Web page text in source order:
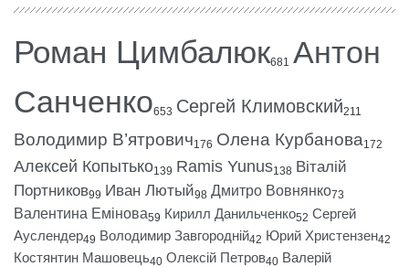
Роман Цимбалюк681 Антон
Санченко653 Сергей Климовский211
Володимир В’ятрович176 Олена Курбанова172
Алексей Копытько139 Ramis Yunus138 Віталій
Портников99 Иван Лютый98 Дмитро Вовнянко73
Валентина Емінова59 Кирилл Данильченко52 Сергей
Ауслендер49 Володимир Завгородній42 Юрий Христензен42
Костянтин Машовець40 Олексій Петров40 Валерій